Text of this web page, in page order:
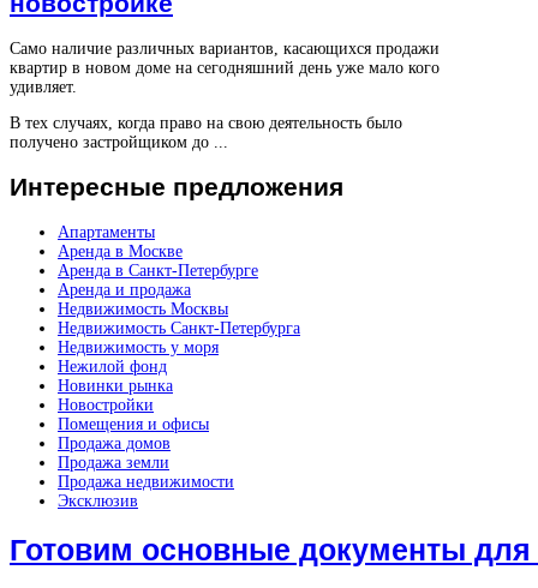
Само наличие различных вариантов, касающихся продажи
квартир в новом доме на сегодняшний день уже мало кого
удивляет.
В тех случаях, когда право на свою деятельность было
получено застройщиком до ...
Интересные предложения
Апартаменты
Аренда в Москве
Аренда в Санкт-Петербурге
Аренда и продажа
Недвижимость Москвы
Недвижимость Санкт-Петербурга
Недвижимость у моря
Нежилой фонд
Новинки рынка
Новостройки
Помещения и офисы
Продажа домов
Продажа земли
Продажа недвижимости
Эксклюзив
Готовим основные документы